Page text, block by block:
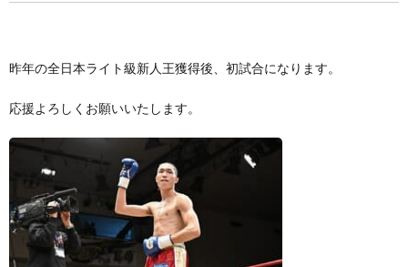
昨年の全日本ライト級新人王獲得後、初試合になります。
応援よろしくお願いいたします。